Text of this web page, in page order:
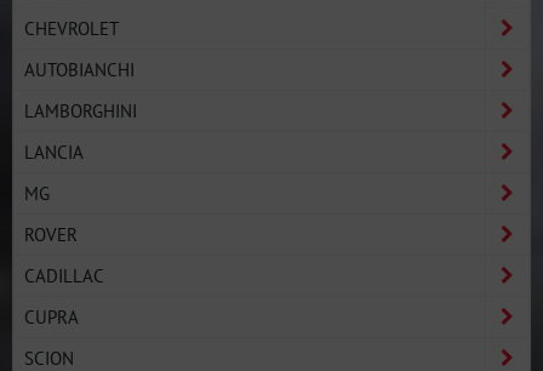
CHEVROLET
AUTOBIANCHI
LAMBORGHINI
LANCIA
MG
ROVER
CADILLAC
CUPRA
SCION